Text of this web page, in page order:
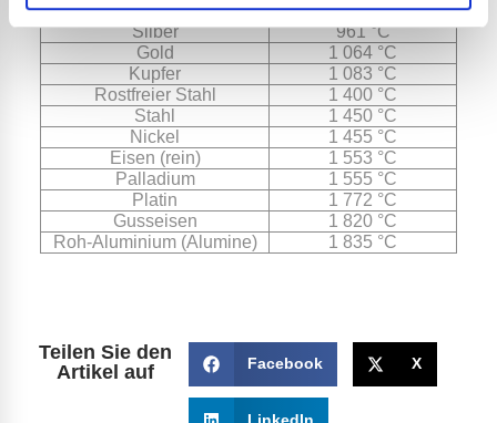
Messing
900 °C
Silber
961 °C
Gold
1 064 °C
Kupfer
1 083 °C
Rostfreier Stahl
1 400 °C
Stahl
1 450 °C
Nickel
1 455 °C
Eisen (rein)
1 553 °C
Palladium
1 555 °C
Platin
1 772 °C
Gusseisen
1 820 °C
Roh-Aluminium (Alumine)
1 835 °C
Teilen Sie den
Artikel auf
Facebook X